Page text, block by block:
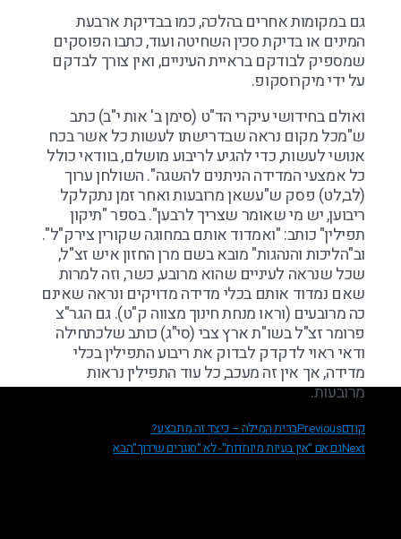
גם במקומות אחרים בהלכה, כמו בבדיקת ארבעת
המינים או בדיקת סכין השחיטה ועוד, כתבו הפוסקים
שמספיק לבודקם בראיית העיניים, ואין צורך לבדקם
על ידי מיקרוסקופ.
ואולם בחידושי עיקרי הד"ט (סימן ב' אות י"ב) כתב
ש"מכל מקום נראה שבדרישתו לעשות כל אשר בכח
אנושי לעשות, כדי להגיע לריבוע מושלם, בוודאי כולל
כל אמצעי המדידה הניתנים להשגה". השולחן ערוך
(לב,לט) פסק ש"עשאן מרובעות ואחר זמן נתקלקל
ריבוען, יש מי שאומר שצריך לרבען". בספר "תיקון
תפילין" כותב: "ואמדוד אותם במחוגה שקורין צירק"ל".
וב"הליכות והנהגות" מובא בשם מרן החזון איש זצ"ל,
שכל שנראה לעיניים שהוא מרובע, כשר, וזה למרות
שאם נמדוד אותם בכלי מדידה מדויקים ונראה שאינם
כה מרובעים (וראו מנחת חינוך מצווה ק"ט). גם הגר"צ
פרומר זצ"ל בשו"ת ארץ צבי (סי"ג) כותב שלכתחילה
ודאי ראוי לדקדק לבדוק את ריבוע התפילין בכלי
מדידה, אך אין זה מעכב, כל עוד התפילין נראות
מרובעות.
קודםPreviousברית המילה – כיצד זה מתבצע?
Nextגם אם "אין בעיות מיוחדות"- לא "סוגרים שידוך"הבא